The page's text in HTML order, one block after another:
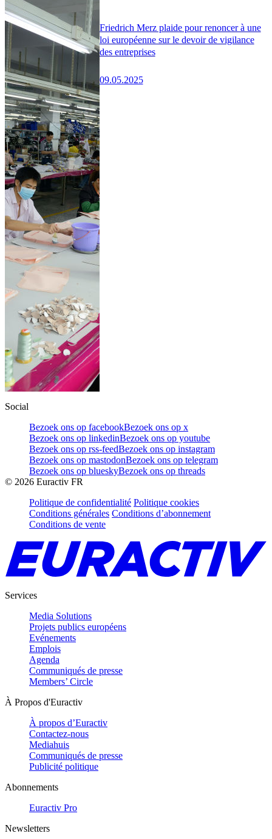
Friedrich Merz plaide pour renoncer à une
loi européenne sur le devoir de vigilance
des entreprises
09.05.2025
Social
Bezoek ons op facebookBezoek ons op x
Bezoek ons op linkedinBezoek ons op youtube
Bezoek ons op rss-feedBezoek ons op instagram
Bezoek ons op mastodonBezoek ons op telegram
Bezoek ons op blueskyBezoek ons op threads
© 2026 Euractiv FR
Politique de confidentialité Politique cookies
Conditions générales Conditions d’abonnement
Conditions de vente
Services
Media Solutions
Projets publics européens
Evénements
Emplois
Agenda
Communiqués de presse
Members’ Circle
À Propos d'Euractiv
À propos d’Euractiv
Contactez-nous
Mediahuis
Communiqués de presse
Publicité politique
Abonnements
Euractiv Pro
Newsletters